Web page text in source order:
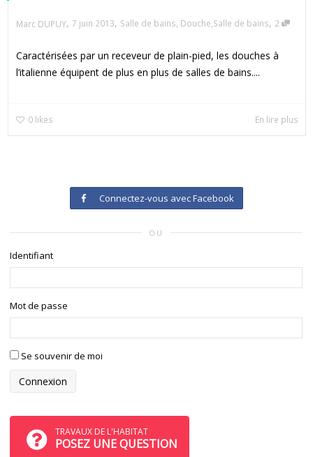
Marc DUPUY, 7 juin 2013, Salle de bains Douche Salle de bains, 2
Caractérisées par un receveur de plain-pied, les douches à
l’italienne équipent de plus en plus de salles de bains....
0 likes En lire plus
Connectez-vous avec Facebook
OU
Identifiant
Mot de passe
Se souvenir de moi
TRAVAUX DE L'HABITAT
POSEZ UNE QUESTION